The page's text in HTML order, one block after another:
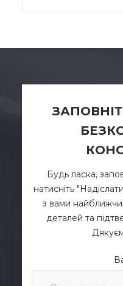
Будь ласка,
натисніть
з вами
деталей та